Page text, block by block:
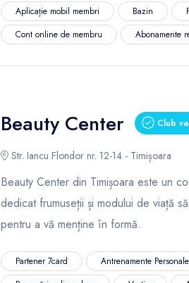
Aplicație mobil membri
Bazin
Cont online de membru
Abonamente
Beauty Center Club
Str. Iancu Flondor nr. 12-14 - Timișoara
Beauty Center din Timișoara este un
dedicat frumuseții și modului de viață
pentru a vă menține în formă.
Partener 7card Antrenamente Personale